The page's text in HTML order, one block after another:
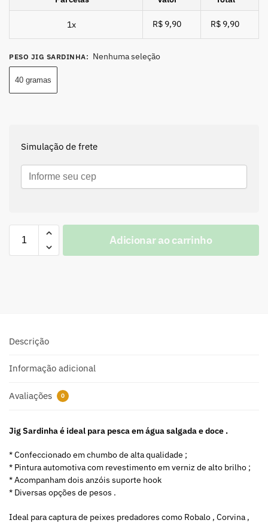
1x R$ 9,90 R$ 9,90
PESO JIG SARDINHA: Nenhuma seleção
40 gramas
Simulação de frete
Adicionar ao carrinho
a
i
e
Descrição
Informação adicional
Avaliações 0
Jig Sardinha é ideal para pesca em água salgada e doce .
* Confeccionado em chumbo de alta qualidade ;
* Pintura automotiva com revestimento em verniz de alto brilho ;
* Acompanham dois anzóis suporte hook
* Diversas opções de pesos .
Ideal para captura de peixes predadores como Robalo , Corvina ,